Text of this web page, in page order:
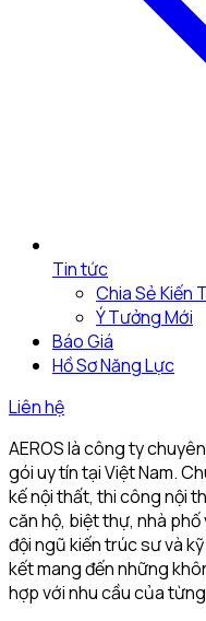
Tin tức
Chia Sẻ Kiến
Ý Tưởng Mới
Báo Giá
Hồ Sơ Năng Lực
Liên hệ
AEROS là công ty
gói uy tín tại Việt Nam.
kế nội thất, thi công nội
căn hộ, biệt thự, nhà
đội ngũ kiến trúc sư và
kết mang đến những
hợp với nhu cầu của